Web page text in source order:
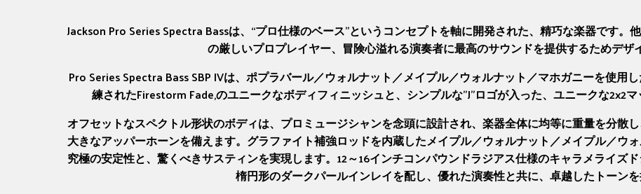
Jackson Pro Series Spectra Bassは、“プロ仕様のベース”というコンセプトを軸に開発された、精巧な楽器です
の厳しいプロプレイヤー、冒険心溢れる演奏者に最高のサウンドを提供するためデザ
Pro Series Spectra Bass SBP IVは、ポプラバール／ウォルナット／メイプル／ウォルナット／マホガニーを使用
練されたFirestorm Fade,のユニークなボディフィニッシュと、シンプルな"J"ロゴが入った、ユニークな2x2
オフセットなスペクトル形状のボディは、プロミュージシャンを念頭に設計され、楽器全体に均等に重量を分散
大きなアッパーホーンを備えます。グラファイト補強ロッドを内蔵したメイプル／ウォルナット／メイプル／ウ
究極の安定性と、驚くべきサスティンを実現します。12～16インチコンパウンドラジアス仕様のキャラメライズ
楕円形のダークパールインレイを配し、優れた演奏性と共に、卓越したトーンを